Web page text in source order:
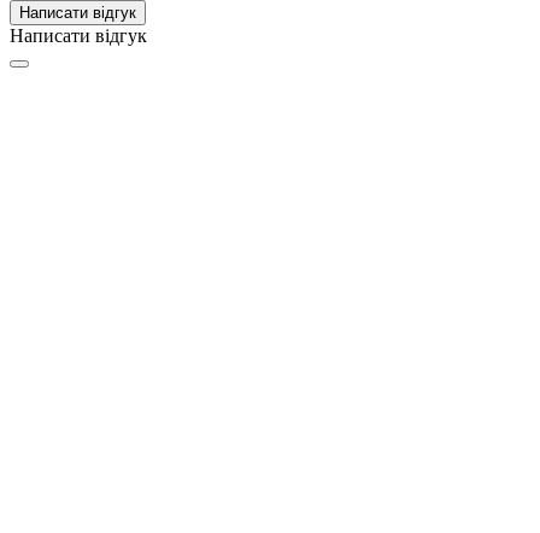
Написати відгук
Написати відгук